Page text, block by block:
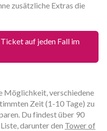
zusätzliche Extras die
auf jeden Fall im
Möglichkeit, verschiedene
Zeit (1-10 Tage) zu
Du findest über 90
darunter den Tower of